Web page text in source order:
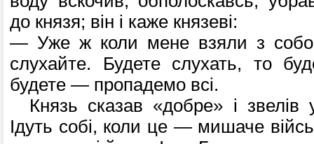
до князя; він і каже князеві:
— Уже ж коли мене взяли з
слухайте. Будете слухать, то
будете — пропадемо всі.
Князь сказав «добре» і звелів
Ідуть собі, коли це — мишаче